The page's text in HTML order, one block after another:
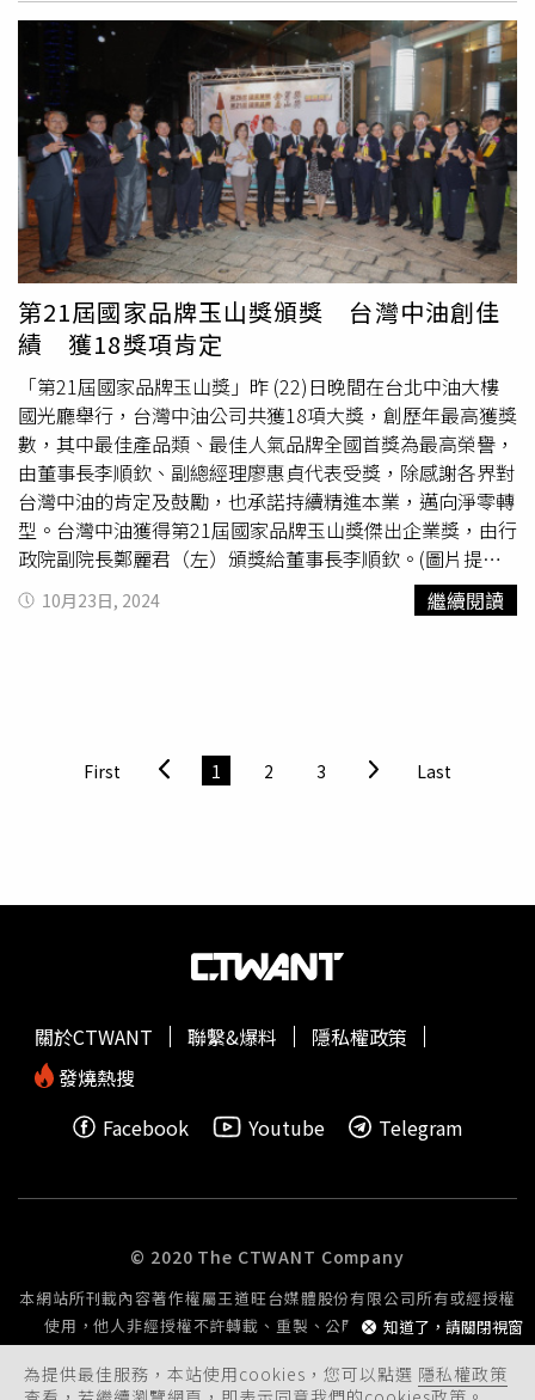
路後，將腎友的血液經由此通路帶入洗腎機內，透過洗腎液
將血液淨化再送回腎友體內，每次洗腎時間約需4個小時，
每週需接受3次洗腎治療。洗腎主要是幫助腎友清除體內的
尿毒素，不過在這過程中也會造成某些營養的流失。姜林文
祺醫師指出，每次洗腎約會流失6－8公克胺基酸，換算下來
一年約會損失1公斤的胺基酸，同時也會洗掉少量的微量元
素、水溶性維生素等。醫師分享營養不良評估方法 注意2
大重點補充目前腎友可以透過各項指標評估、了解自己是否
有營養不良的問題。姜林文祺醫師表示，像洗腎後的乾體重
變化，如果3個月下降5%或半年內下降10%，這就代表有營
養不良的情形，也可以注意身體質量指數（BMI）、瘦肉組
織指數（LTI）、血清白蛋白、血清前白蛋白、標準化蛋白
質異化代謝率、洗腎前後血清尿素氮和肌酸酐等，或透過飲
食訪談跟紀錄評估營養不良的狀況。除了注意自己有無營養
不良外，腎友平時也要注意營養補充，姜林文祺醫師表示，
在營養上主要可針對2大部分進行補充，包含：熱量： 當身
體熱量不足時，蛋白質就有可能會被當作熱量消耗掉，因此
足夠的熱量攝取是非常重要的。熱量來源包括醣類、脂質、
蛋白質，建議腎友以理想體重為原則攝取，每天熱量攝取量
約為每公斤體重25－35大卡。蛋白質： 洗腎後蛋白質流失
會開始增加，為維持肌肉量，建議腎友每天蛋白質攝取量約
蛋白質的攝取來源可以選擇豆類，包含黃豆、黑豆、毛豆、
豆製品（如：豆腐、豆干、豆漿）等植物性高生物價蛋白
況，姜林文祺醫師說明，洗腎營養針就是在洗腎過程中，將
口服營養液耐受不良等狀況，造成胃腸道無法完整吸收營
養，或是階段性需要補充營養（如：需禁食去做檢查、開刀
有包含醣類、脂肪、胺基酸的三合一營養針，能滿足較大的
營養需求。姜林文祺醫師表示，有些三合一營養針在脂肪的
臟血管、降低發炎反應、改善皮膚搔癢，另外在胺基酸的部
友，出院後回到門診洗腎發現他胃口不好、營養狀況偏低，
使用口服營養液又有耐受不良情形，改使用三合一營養針後
1個月，營養狀況就有改善。
第21屆國家品牌玉山獎頒獎 台灣中油創佳
績 獲18獎項肯定
「第21屆國家品牌玉山獎」昨 (22)日晚間在台北中油大樓
國光廳舉行，台灣中油公司共獲18項大獎，創歷年最高獲獎
數，其中最佳產品類、最佳人氣品牌全國首獎為最高榮譽，
由董事長李順欽、副總經理廖惠貞代表受獎，除感謝各界對
台灣中油的肯定及鼓勵，也承諾持續精進本業，邁向淨零轉
型。台灣中油獲得第21屆國家品牌玉山獎傑出企業獎，由行
政院副院長鄭麗君（左）頒獎給董事長李順欽。(圖片提供
／台灣中油)國家品牌玉山獎為國內最重要的品牌獎項之
一，台灣中油歷年來屢獲佳績，今年共獲得傑出企業類1
型」思維，推行「優油、減碳、潔能」三面向的淨零轉型策
略，深獲評審團隊一致肯定，再次榮獲傑出企業獎。台灣中
統」、「5G高頻基板樹脂」、「電源供應器壽命預測技術
「免濾芯磁性過濾裝置」、「高難度廢水/廢液高級氧化處
理系統」、「低VOC高防蝕塗料」、「海木耳精粹」、「再
「移動式碳捕捉、再利用與封存(CCUS)互動多媒體展示平
台」及「油品污染檢測行動實驗室」。最佳人氣品牌類獲得
務」，配合2050淨零排碳政府能源政策，提前因應未來油
統柴油車，將氮氧化物轉化為氮氣和水，符合ISO 22241標
準，有效減排保護生態，因此榮獲最佳人氣品牌。台灣中油
獲第21屆國家品牌玉山獎最佳人氣品牌類全國首獎，由副總
經理廖惠貞（右）代表領獎。(圖片提供／台灣中油)頒獎典
禮現場揭曉，台灣中油在最佳產品類「電源供應器壽命預測
技術(PHM)」及最佳人氣品牌「中油機車充換電1000站環台
10月23日, 2024 繼續閱讀
First 1 2 3 Last
為提供最佳服務，本站使用cookies，您可以點選 隱私權政策
知道了，請關閉視窗
關於CTWANT 聯繫&爆料
隱私權政策
發燒熱搜
Facebook
Youtube Telegram
© 2020 The CTWANT Company
本網站所刊載內容著作權屬王道旺台媒體股份有限公司所有或經授權
使用，他人非經授權不許轉載、重製、公開播送或公開傳輸。